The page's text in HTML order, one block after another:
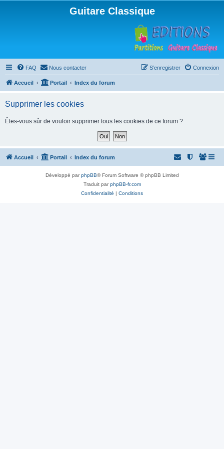
Guitare Classique
FAQ Nous contacter Connexion
S’enregistrer
Accueil Portail Index du forum
Supprimer les cookies
Êtes-vous sûr de vouloir supprimer tous les cookies de ce forum ?
Accueil Portail Index du forum
Développé parphpBB® Forum Software © phpBB Limited
Traduit parphpBB-fr.com
Confidentialité | Conditions